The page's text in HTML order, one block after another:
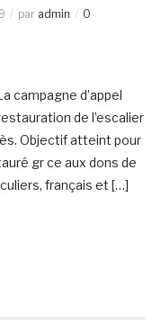
par admin
0
campagne d’appel
de l’escalier
Objectif atteint pour
gr ce aux dons de
français et […]